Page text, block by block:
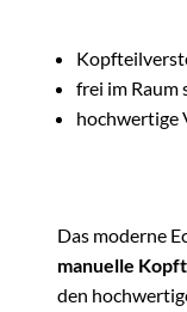
frei im Raum
hochwertige
Das moderne
manuelle
den